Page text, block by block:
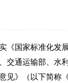
《国家标准化发
交通运输部、水
见》（以下简称